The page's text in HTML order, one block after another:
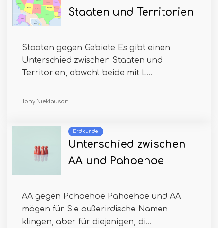
Staaten und Territorien
Staaten gegen Gebiete Es gibt einen
Unterschied zwischen Staaten und
Territorien, obwohl beide mit L...
Tony Nieklauson
Erdkunde
Unterschied zwischen
AA und Pahoehoe
AA gegen Pahoehoe Pahoehoe und AA
mögen für Sie außerirdische Namen
klingen, aber für diejenigen, di...